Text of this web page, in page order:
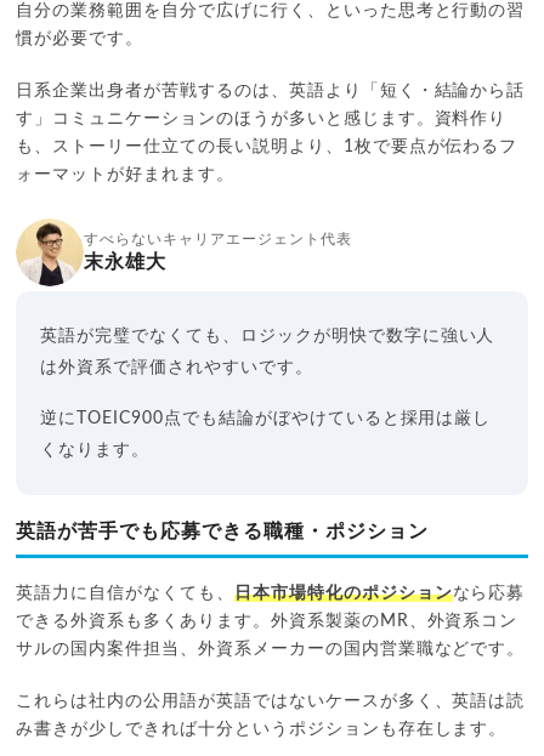
自分の業務範囲を自分で広げに行く、といった思考と行動の習
慣が必要です。
日系企業出身者が苦戦するのは、英語より「短く・結論から話
す」コミュニケーションのほうが多いと感じます。資料作り
も、ストーリー仕立ての長い説明より、1枚で要点が伝わるフ
ォーマットが好まれます。
すべらないキャリアエージェント代表
末永雄大
英語が完璧でなくても、ロジックが明快で数字に強い人
は外資系で評価されやすいです。
逆にTOEIC900点でも結論がぼやけていると採用は厳し
くなります。
英語が苦手でも応募できる職種・ポジション
英語力に自信がなくても、 日本市場特化のポジションなら応募
できる外資系も多くあります。外資系製薬のMR、外資系コン
サルの国内案件担当、外資系メーカーの国内営業職などです。
これらは社内の公用語が英語ではないケースが多く、英語は読
み書きが少しできれば十分というポジションも存在します。